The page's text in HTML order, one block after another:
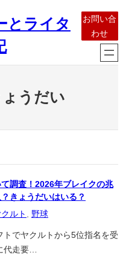
とライタ
お問い合
わせ
うだい
調査！2026年ブレイクの兆
きょうだいはいる？
ルト 野球
でヤクルトから5位指名を受
代走要…